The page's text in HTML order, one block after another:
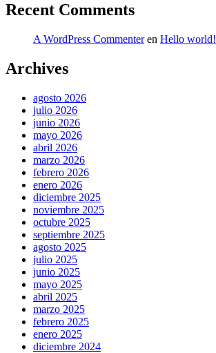
Recent Comments
A WordPress Commenteren Hello world!
Archives
agosto 2026
julio 2026
junio 2026
mayo 2026
abril 2026
marzo 2026
febrero 2026
enero 2026
diciembre 2025
noviembre 2025
octubre 2025
septiembre 2025
agosto 2025
julio 2025
junio 2025
mayo 2025
abril 2025
marzo 2025
febrero 2025
enero 2025
diciembre 2024